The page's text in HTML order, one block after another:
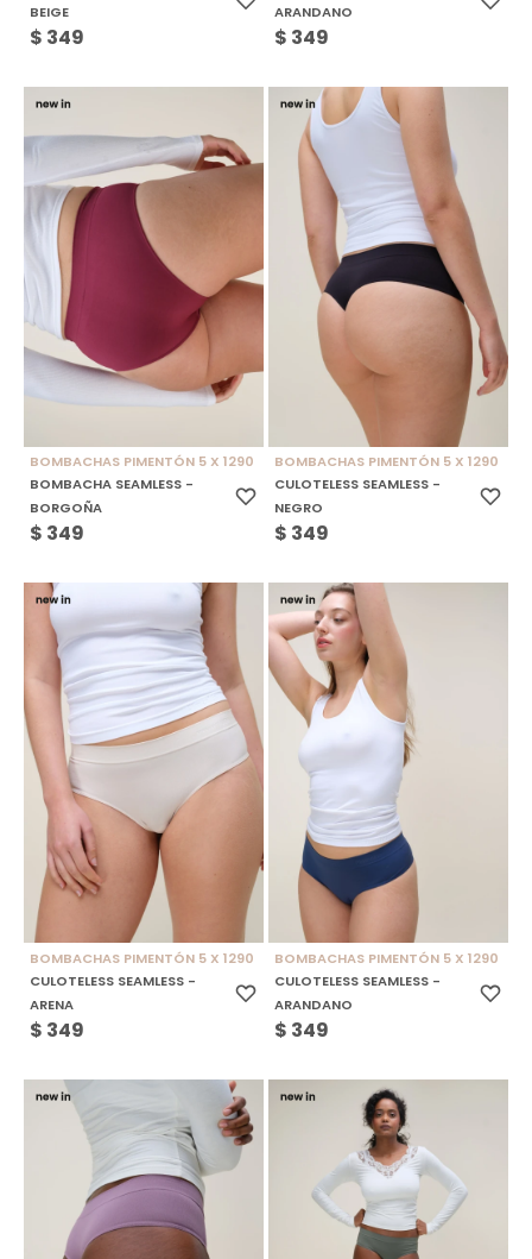
BEIGE
$ 349
ARANDANO
$ 349
BOMBACHAS PIMENTÓN 5 X 1290
BOMBACHA SEAMLESS -
BORGOÑA
$ 349
BOMBACHAS PIMENTÓN 5 X 1290
CULOTELESS SEAMLESS -
NEGRO
$ 349
BOMBACHAS PIMENTÓN 5 X 1290
CULOTELESS SEAMLESS -
ARENA
$ 349
BOMBACHAS PIMENTÓN 5 X 1290
CULOTELESS SEAMLESS -
ARANDANO
$ 349